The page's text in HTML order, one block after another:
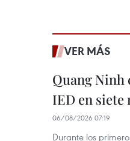
VER MÁS
Quang Ninh
IED en siete
06/08/2026 07:19
Durante los